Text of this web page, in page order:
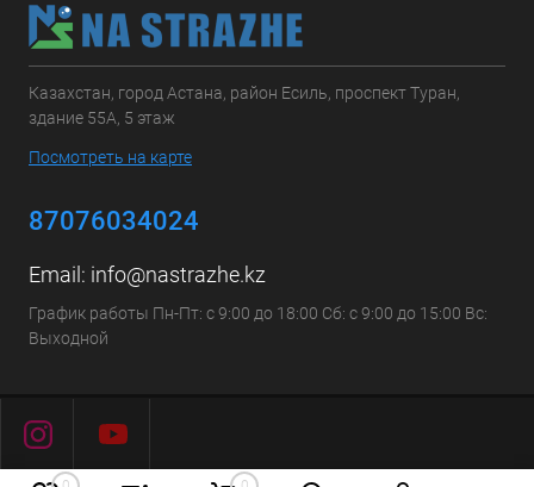
Казахстан, город Астана, район Есиль, проспект Туран,
здание 55А, 5 этаж
Посмотреть на карте
87076034024
Email: info@nastrazhe.kz
График работы Пн-Пт: с 9:00 до 18:00 Сб: с 9:00 до 15:00 Вс:
Выходной